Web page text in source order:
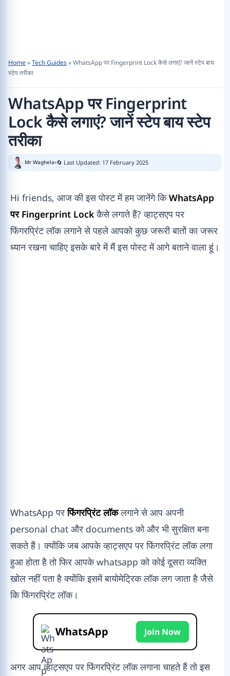
Home»Tech Guides»WhatsApp पर Fingerprint Lock कैसे लगाएं? जानें स्टेप बाय
स्टेप तरीका
WhatsApp पर Fingerprint
Lock कैसे लगाएं? जानें स्टेप बाय स्टेप
तरीका
Mr Waghela 🔄 Last Updated: 17 February 2025
Hi friends, आज की इस पोस्ट में हम जानेंगे किWhatsApp
पर Fingerprint Lockकैसे लगाते हैं? व्हाट्सएप पर
फिंगरप्रिंट लॉक लगाने से पहले आपको कुछ जरूरी बातों का जरूर
ध्यान रखना चाहिए इसके बारे में मैं इस पोस्ट में आगे बताने वाला हूं।
WhatsApp परफिंगरप्रिंट लॉकलगाने से आप अपनी
personal chat और documents को और भी सुरक्षित बना
सकते हैं। क्योंकि जब आपके व्हाट्सएप पर फिंगरप्रिंट लॉक लगा
हुआ होता है तो फिर आपके whatsapp को कोई दूसरा व्यक्ति
खोल नहीं पता है क्योंकि इसमें बायोमेट्रिक लॉक लग जाता है जैसे
कि फिंगरप्रिंट लॉक।
WhatsApp Join Now
अगर आप व्हाट्सएप पर फिंगरप्रिंट लॉक लगाना चाहते हैं तो इस